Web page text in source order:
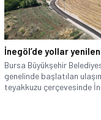
İnegöl’de yollar
Bursa Büyükşehir
genelinde başlatılan
teyakkuzu çerçevesinde